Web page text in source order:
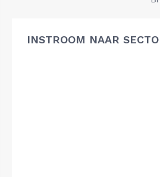
INSTROOM NAAR